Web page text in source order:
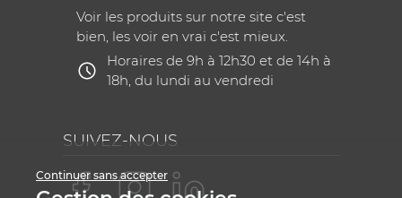
Voir les produits sur notre site c'est
bien, les voir en vrai c'est mieux.
Horaires de 9h à 12h30 et de 14h à
18h, du lundi au vendredi
SUIVEZ-NOUS
Continuer sans accepter